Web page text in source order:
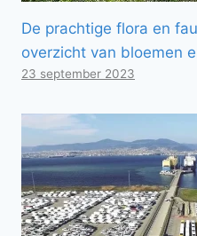
De prachtige flora en
overzicht van bloemen
23 september 2023